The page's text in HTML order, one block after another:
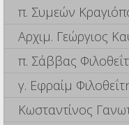
π. Συμεών
Αρχιμ. Γεώργιος
π. Σάββας
γ. Εφραίμ
Κωσταντίνος